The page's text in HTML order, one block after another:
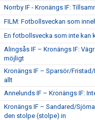
Norrby IF - Kronängs IF:
FILM: Fotbollsveckan som
En fotbollsvecka som inte kan
Alingsås IF – Kronängs IF:
möjligt
Kronängs IF – Sparsör/
allt
Annelunds IF – Kronängs IF:
Kronängs IF – Sandared/
den stolpe (stolpe) in